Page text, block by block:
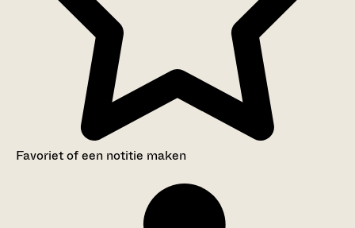
Favoriet of een notitie maken